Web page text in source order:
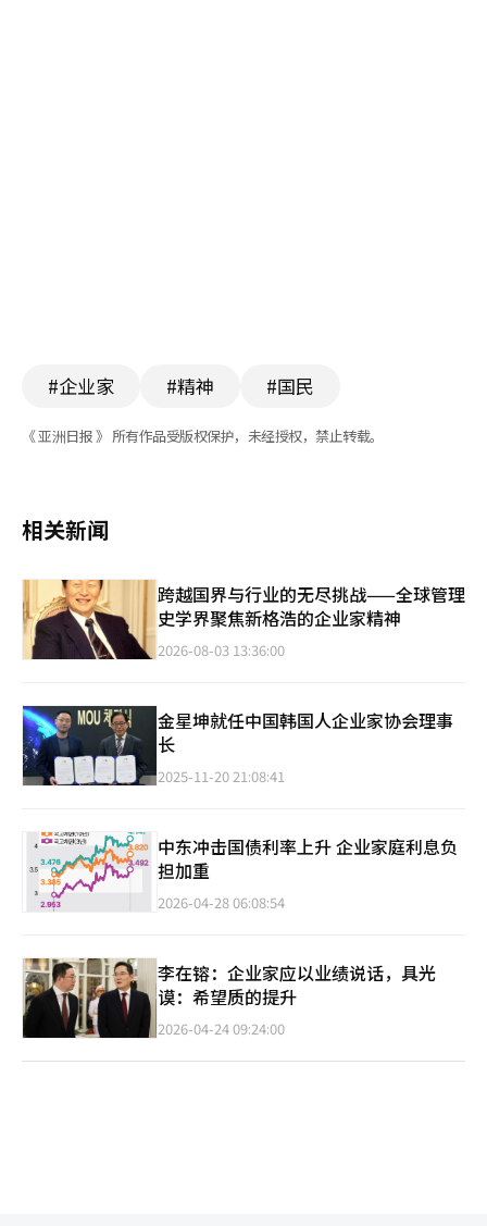
#企业家 #精神 #国民
《 亚洲日报 》 所有作品受版权保护，未经授权，禁止转载。
相关新闻
跨越国界与行业的无尽挑战——全球管理
史学界聚焦新格浩的企业家精神
2026-08-03 13:36:00
金星坤就任中国韩国人企业家协会理事
长
2025-11-20 21:08:41
中东冲击国债利率上升 企业家庭利息负
担加重
2026-04-28 06:08:54
李在镕：企业家应以业绩说话，具光
谟：希望质的提升
2026-04-24 09:24:00